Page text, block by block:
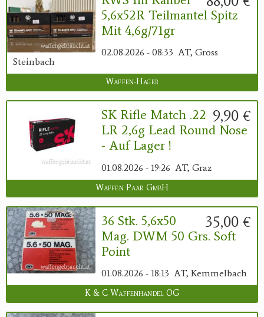
5,6x52R Teilmantel Spitz
Mit 4,6g/71gr
02.08.2026 - 08:33 AT, Gross
Steinbach
Waffen-Hager
9,90 €
SK Rifle Match .22
LR 2,6g Lead Round Nose
- Auf Lager !
01.08.2026 - 19:26 AT, Graz
Waffen Paar GmbH
35,00 €
36 Stk. 5,6x50
Mag. DWM 50 Grs. Soft
Point
01.08.2026 - 18:13 AT, Kemmelbach
K & C Waffenhandel OG